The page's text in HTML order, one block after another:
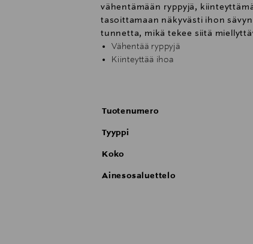
vähentämään ryppyjä,
tasoittamaan näkyvästi ihon
tunnetta, mikä tekee siitä
Vähentää ryppyjä
Kiinteyttää ihoa
Hyvä herkälle iholle
*C-vitamiini = C-vitamiinin
Tuotenumero
Tyyppi
Koko
Ainesosaluettelo